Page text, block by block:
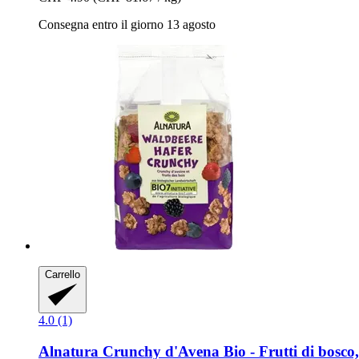
Consegna entro il giorno 13 agosto
Carrello
4.0 (1)
Alnatura Crunchy d'Avena Bio -​ Frutti di